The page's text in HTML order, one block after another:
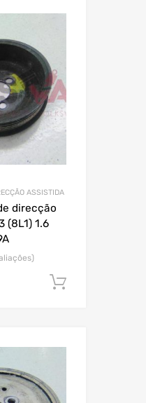
ASSISTIDA
direcção
(8L1) 1.6